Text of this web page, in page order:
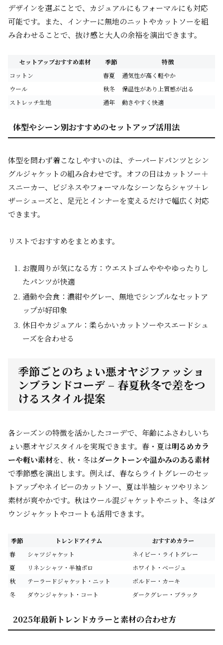
デザインを選ぶことで、カジュアルにもフォーマルにも対応
可能です。また、インナーに無地のニットやカットソーを組
み合わせることで、抜け感と大人の余裕を演出できます。
セットアップおすすめ素材 季節
特徴
コットン
春夏
通気性が高く軽やか
ウール
秋冬
保温性があり上質感が出る
ストレッチ生地
通年 動きやすく快適
体型やシーン別おすすめのセットアップ活用法
体型を問わず着こなしやすいのは、テーパードパンツとシン
グルジャケットの組み合わせです。オフの日はカットソー＋
スニーカー、ビジネスやフォーマルなシーンならシャツ＋レ
ザーシューズと、足元とインナーを変えるだけで幅広く対応
できます。
リストでおすすめをまとめます。
お腹周りが気になる方：ウエストゴムやややゆったりし
たパンツが快適
通勤や会食：濃紺やグレー、無地でシンプルなセットア
ップが好印象
休日やカジュアル：柔らかいカットソーやスエードシュ
ーズを合わせる
季節ごとのちょい悪オヤジファッショ
ンブランドコーデ – 春夏秋冬で差をつ
けるスタイル提案
各シーズンの特徴を活かしたコーデで、年齢にふさわしいち
ょい悪オヤジスタイルを実現できます。春・夏は明るめカラ
ーや軽い素材を、秋・冬はダークトーンや温かみのある素材
で季節感を演出します。例えば、春ならライトグレーのセッ
トアップやネイビーのカットソー、夏は半袖シャツやリネン
素材が爽やかです。秋はウール混ジャケットやニット、冬はダ
ウンジャケットやコートも活用できます。
季節 トレンドアイテム
おすすめカラー
春
シャツジャケット
ネイビー・ライトグレー
夏
リネンシャツ・半袖ポロ
ホワイト・ベージュ
秋
テーラードジャケット・ニット
ボルドー・カーキ
冬
ダウンジャケット・コート ダークグレー・ブラック
2025年最新トレンドカラーと素材の合わせ方